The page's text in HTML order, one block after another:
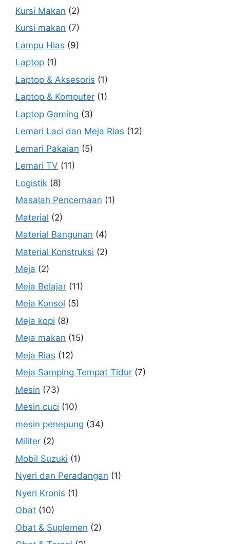
Kursi Makan (2)
Kursi makan (7)
Lampu Hias (9)
Laptop (1)
Laptop & Aksesoris (1)
Laptop & Komputer (1)
Laptop Gaming (3)
Lemari Laci dan Meja Rias (12)
Lemari Pakaian (5)
Lemari TV (11)
Logistik (8)
Masalah Pencernaan (1)
Material (2)
Material Bangunan (4)
Material Konstruksi (2)
Meja (2)
Meja Belajar (11)
Meja Konsol (5)
Meja kopi (8)
Meja makan (15)
Meja Rias (12)
Meja Samping Tempat Tidur (7)
Mesin (73)
Mesin cuci (10)
mesin penepung (34)
Militer (2)
Mobil Suzuki (1)
Nyeri dan Peradangan (1)
Nyeri Kronis (1)
Obat (10)
Obat & Suplemen (2)